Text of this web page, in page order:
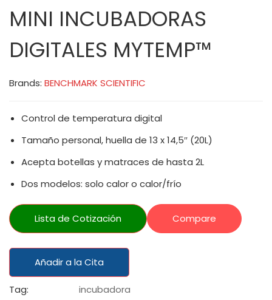
MINI INCUBADORAS
DIGITALES MYTEMP™
Brands: BENCHMARK SCIENTIFIC
Control de temperatura digital
Tamaño personal, huella de 13 x 14,5″ (20L)
Acepta botellas y matraces de hasta 2L
Dos modelos: solo calor o calor/frío
Lista de Cotización Compare
Añadir a la Cita
Tag:
incubadora